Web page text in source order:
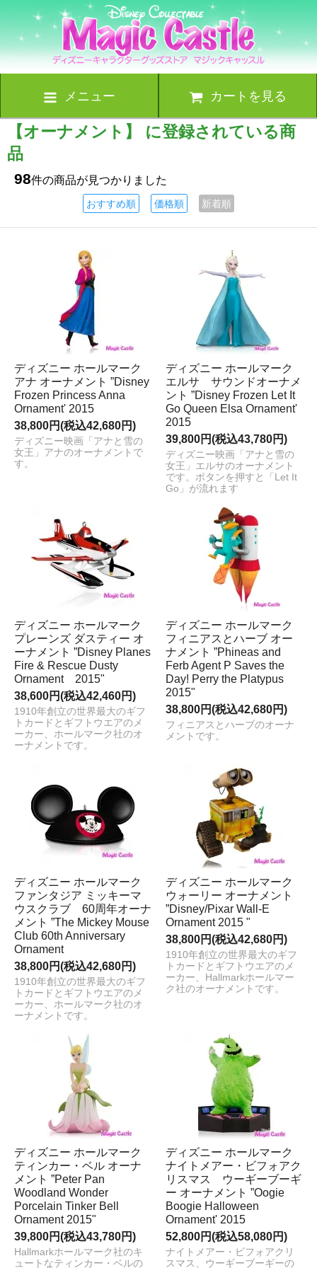
メニュー カートを見る
【オーナメント】 に登録されている商
品
98件の商品が見つかりました
おすすめ順 価格順 新着順
ディズニー ホールマーク
アナ オーナメント ”Disney
Frozen Princess Anna
Ornament' 2015
38,800円(税込42,680円)
ディズニー映画「アナと雪の
女王」アナのオーナメントで
す。
ディズニー ホールマーク
エルサ サウンドオーナメ
ント ”Disney Frozen Let It
Go Queen Elsa Ornament'
2015
39,800円(税込43,780円)
ディズニー映画「アナと雪の
女王」エルサのオーナメント
です。ボタンを押すと「Let It
Go」が流れます
ディズニー ホールマーク
プレーンズ ダスティー オ
ーナメント ”Disney Planes
Fire & Rescue Dusty
Ornament 2015"
38,600円(税込42,460円)
1910年創立の世界最大のギフ
トカードとギフトウエアのメ
ーカー、ホールマーク社のオ
ーナメントです。
ディズニー ホールマーク
フィニアスとハーブ オー
ナメント ”Phineas and
Ferb Agent P Saves the
Day! Perry the Platypus
2015"
38,800円(税込42,680円)
フィニアスとハーブのオーナ
メントです。
ディズニー ホールマーク
ファンタジア ミッキーマ
ウスクラブ 60周年オーナ
メント ”The Mickey Mouse
Club 60th Anniversary
Ornament
38,800円(税込42,680円)
1910年創立の世界最大のギフ
トカードとギフトウエアのメ
ーカー、ホールマーク社のオ
ーナメントです。
ディズニー ホールマーク
ウォーリー オーナメント
”Disney/Pixar Wall-E
Ornament 2015 "
38,800円(税込42,680円)
1910年創立の世界最大のギフ
トカードとギフトウエアのメ
ーカー、Hallmarkホールマー
ク社のオーナメントです。
ディズニー ホールマーク
ティンカー・ベル オーナ
メント ”Peter Pan
Woodland Wonder
Porcelain Tinker Bell
Ornament 2015"
39,800円(税込43,780円)
Hallmarkホールマーク社のキ
ュートなティンカー・ベルの
ディズニー ホールマーク
ナイトメアー・ビフォアク
リスマス ウーギーブーギ
ー オーナメント ”Oogie
Boogie Halloween
Ornament' 2015
52,800円(税込58,080円)
ナイトメアー・ビフォアクリ
スマス、ウーギーブーギーの